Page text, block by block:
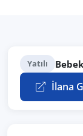
Yatılı
İlana